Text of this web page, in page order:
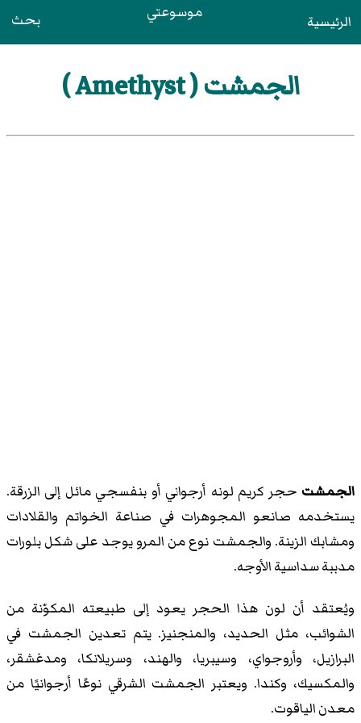
الرئيسية موسوعتي بحث
الجمشت ( Amethyst )
الجمشت حجر كريم لونه أرجواني أو بنفسجي مائل إلى الزرقة.
يستخدمه صانعو المجوهرات في صناعة الخواتم والقلادات
ومشابك الزينة. والجمشت نوع من المرو يوجد على شكل بلورات
مدببة سداسية الأوجه.
ويُعتقد أن لون هذا الحجر يعود إلى طبيعته المكوّنة من
الشوائب، مثل الحديد، والمنجنيز. يتم تعدين الجمشت في
البرازيل، وأروجواي، وسيبريا، والهند، وسريلانكا، ومدغشقر،
والمكسيك، وكندا. ويعتبر الجمشت الشرقي نوعًا أرجوانيًا من
معدن الياقوت.